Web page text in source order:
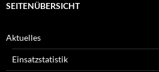
SEITENÜBERSICHT
Aktuelles
Einsatzstatistik